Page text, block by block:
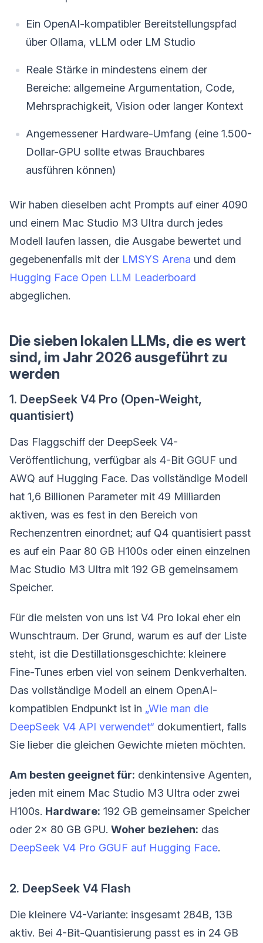
Ein OpenAI-kompatibler Bereitstellungspfad
über Ollama, vLLM oder LM Studio
Reale Stärke in mindestens einem der
Bereiche: allgemeine Argumentation, Code,
Mehrsprachigkeit, Vision oder langer Kontext
Angemessener Hardware-Umfang (eine 1.500-
Dollar-GPU sollte etwas Brauchbares
ausführen können)
Wir haben dieselben acht Prompts auf einer 4090
und einem Mac Studio M3 Ultra durch jedes
Modell laufen lassen, die Ausgabe bewertet und
gegebenenfalls mit der LMSYS Arena und dem
Hugging Face Open LLM Leaderboard
abgeglichen.
Die sieben lokalen LLMs, die es wert
sind, im Jahr 2026 ausgeführt zu
werden
1. DeepSeek V4 Pro (Open-Weight,
quantisiert)
Das Flaggschiff der DeepSeek V4-
Veröffentlichung, verfügbar als 4-Bit GGUF und
AWQ auf Hugging Face. Das vollständige Modell
hat 1,6 Billionen Parameter mit 49 Milliarden
aktiven, was es fest in den Bereich von
Rechenzentren einordnet; auf Q4 quantisiert passt
es auf ein Paar 80 GB H100s oder einen einzelnen
Mac Studio M3 Ultra mit 192 GB gemeinsamem
Speicher.
Für die meisten von uns ist V4 Pro lokal eher ein
Wunschtraum. Der Grund, warum es auf der Liste
steht, ist die Destillationsgeschichte: kleinere
Fine-Tunes erben viel von seinem Denkverhalten.
Das vollständige Modell an einem OpenAI-
kompatiblen Endpunkt ist in „Wie man die
DeepSeek V4 API verwendet“ dokumentiert, falls
Sie lieber die gleichen Gewichte mieten möchten.
Am besten geeignet für: denkintensive Agenten,
jeden mit einem Mac Studio M3 Ultra oder zwei
H100s. Hardware: 192 GB gemeinsamer Speicher
oder 2x 80 GB GPU. Woher beziehen: das
DeepSeek V4 Pro GGUF auf Hugging Face.
2. DeepSeek V4 Flash
Die kleinere V4-Variante: insgesamt 284B, 13B
aktiv. Bei 4-Bit-Quantisierung passt es in 24 GB